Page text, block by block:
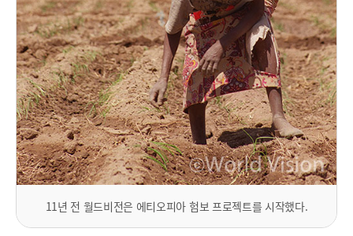
11년 전 월드비전은 에티오피아 험보 프로젝트를 시작했다.